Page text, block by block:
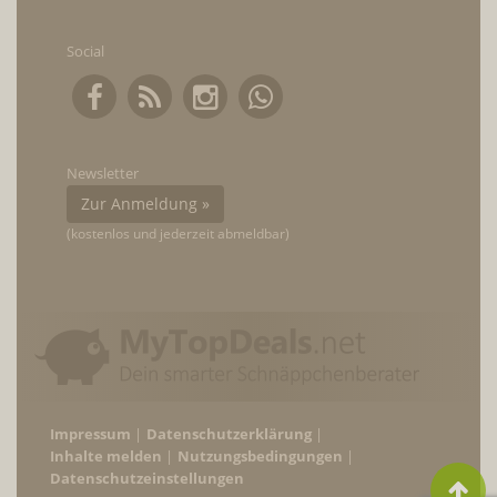
Social
Newsletter
Zur Anmeldung »
(kostenlos und jederzeit abmeldbar)
Impressum
Datenschutzerklärung
Inhalte melden
Nutzungsbedingungen
Datenschutzeinstellungen